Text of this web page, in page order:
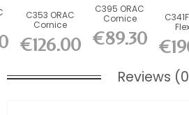
C353 ORAC
Cornice
Purotouch
L200 x H3 x...
€126.00
C395 ORAC
Cornice
Purotouch
L200 x H15.5
x...
€89.30
Reviews